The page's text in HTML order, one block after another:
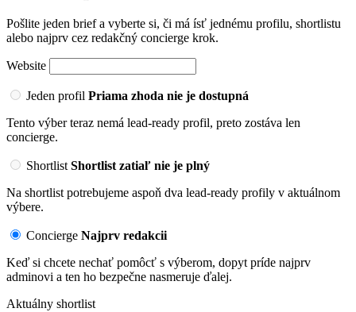
Pošlite jeden brief a vyberte si, či má ísť jednému profilu, shortlistu
alebo najprv cez redakčný concierge krok.
Website
Jeden profil Priama zhoda nie je dostupná
Tento výber teraz nemá lead-ready profil, preto zostáva len
concierge.
Shortlist Shortlist zatiaľ nie je plný
Na shortlist potrebujeme aspoň dva lead-ready profily v aktuálnom
výbere.
Concierge Najprv redakcii
Keď si chcete nechať pomôcť s výberom, dopyt príde najprv
adminovi a ten ho bezpečne nasmeruje ďalej.
Aktuálny shortlist